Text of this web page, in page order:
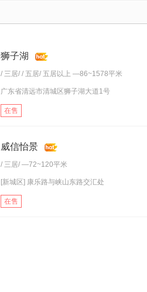
狮子湖
/ 三居/ / 五居/ 五居以上 —86~1578平米
广东省清远市清城区狮子湖大道1号
在售
威信怡景
/ 三居/ —72~120平米
[新城区] 康乐路与峡山东路交汇处
在售